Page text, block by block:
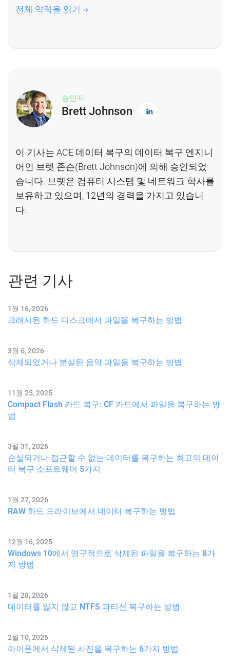
전체 약력을 읽기
승인자
Brett Johnson
이 기사는 ACE 데이터 복구의 데이터 복구 엔지니
어인 브렛 존슨(Brett Johnson)에 의해 승인되었
습니다. 브렛은 컴퓨터 시스템 및 네트워크 학사를
보유하고 있으며, 12년의 경력을 가지고 있습니
다.
관련 기사
1월 16, 2026
크래시된 하드 디스크에서 파일을 복구하는 방법
3월 6, 2026
삭제되었거나 분실된 음악 파일을 복구하는 방법
11월 25, 2025
Compact Flash 카드 복구: CF 카드에서 파일을 복구하는 방
법
3월 31, 2026
손실되거나 접근할 수 없는 데이터를 복구하는 최고의 데이
터 복구 소프트웨어 5가지
1월 27, 2026
RAW 하드 드라이브에서 데이터 복구하는 방법
12월 16, 2025
Windows 10에서 영구적으로 삭제된 파일을 복구하는 8가
지 방법
1월 28, 2026
데이터를 잃지 않고 NTFS 파티션 복구하는 방법
2월 10, 2026
아이폰에서 삭제된 사진을 복구하는 6가지 방법